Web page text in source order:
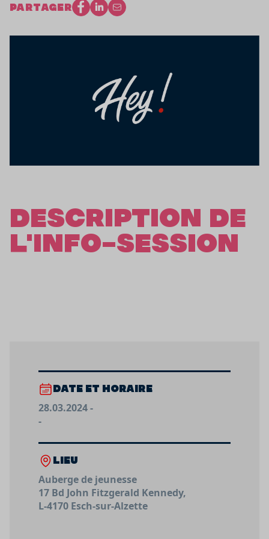
PARTAGER
DESCRIPTION DE
L'INFO-SESSION
DATE ET HORAIRE
28.03.2024 -
-
LIEU
Auberge de jeunesse
17 Bd John Fitzgerald Kennedy,
L-4170 Esch-sur-Alzette